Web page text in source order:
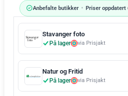
Anbefalte butikker • Priser oppdatert
Stavanger foto
På lager via Prisjakt
Natur og Fritid
På lager via Prisjakt